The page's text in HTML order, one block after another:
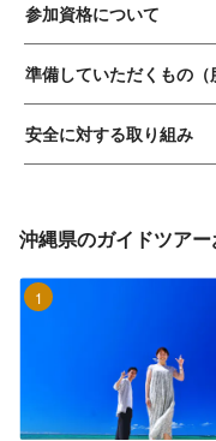
参加資格について
準備していただくもの（
安全に対する取り組み
沖縄県のガイドツア